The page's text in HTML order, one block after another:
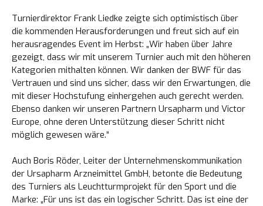
Turnierdirektor Frank Liedke zeigte sich optimistisch über
die kommenden Herausforderungen und freut sich auf ein
herausragendes Event im Herbst: „Wir haben über Jahre
gezeigt, dass wir mit unserem Turnier auch mit den höheren
Kategorien mithalten können. Wir danken der BWF für das
Vertrauen und sind uns sicher, dass wir den Erwartungen, die
mit dieser Hochstufung einhergehen auch gerecht werden.
Ebenso danken wir unseren Partnern Ursapharm und Victor
Europe, ohne deren Unterstützung dieser Schritt nicht
möglich gewesen wäre.“
Auch Boris Röder, Leiter der Unternehmenskommunikation
der Ursapharm Arzneimittel GmbH, betonte die Bedeutung
des Turniers als Leuchtturmprojekt für den Sport und die
Marke: „Für uns ist das ein logischer Schritt. Das ist eine der